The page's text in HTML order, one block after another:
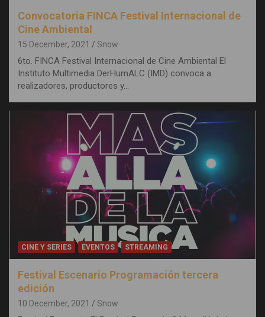
Convocatoria FINCA Festival Internacional de
Cine Ambiental
15 December, 2021 Snow
6to. FINCA Festival Internacional de Cine Ambiental El
Instituto Multimedia DerHumALC (IMD) convoca a
realizadores, productores y…
CINE Y SERIES EVENTOS STREAMING
Festival Escenario Programación tercera
edición
10 December, 2021 Snow